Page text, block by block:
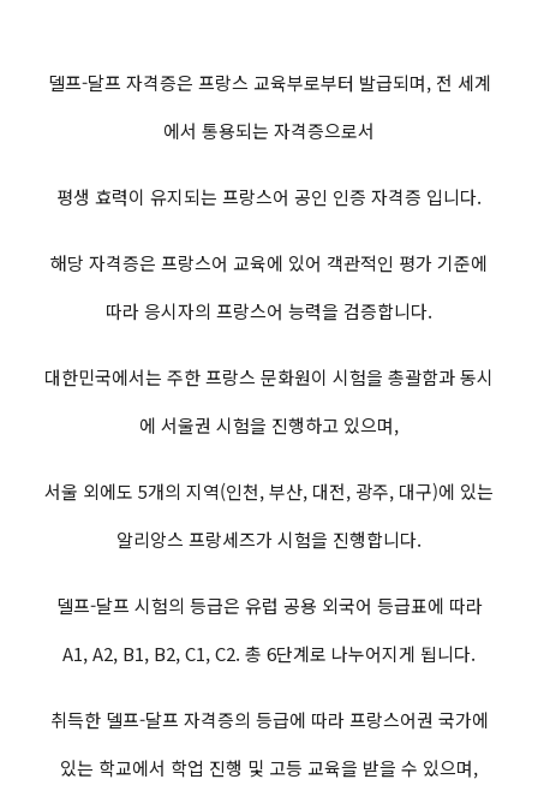
델프-달프 자격증은 프랑스 교육부로부터 발급되며, 전 세계
에서 통용되는 자격증으로서
평생 효력이 유지되는 프랑스어 공인 인증 자격증 입니다.
해당 자격증은 프랑스어 교육에 있어 객관적인 평가 기준에
따라 응시자의 프랑스어 능력을 검증합니다.
대한민국에서는 주한 프랑스 문화원이 시험을 총괄함과 동시
에 서울권 시험을 진행하고 있으며,
서울 외에도 5개의 지역(인천, 부산, 대전, 광주, 대구)에 있는
알리앙스 프랑세즈가 시험을 진행합니다.
델프-달프 시험의 등급은 유럽 공용 외국어 등급표에 따라
A1, A2, B1, B2, C1, C2. 총 6단계로 나누어지게 됩니다.
취득한 델프-달프 자격증의 등급에 따라 프랑스어권 국가에
있는 학교에서 학업 진행 및 고등 교육을 받을 수 있으며,